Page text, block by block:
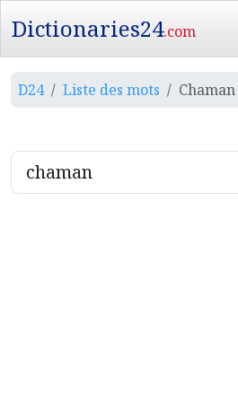
Dictionaries24.com
D24 Liste des mots Chaman